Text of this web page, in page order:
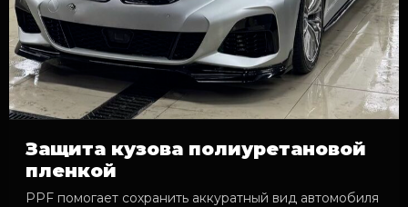
Защита кузова полиуретановой
пленкой
PPF помогает сохранить аккуратный вид автомобиля